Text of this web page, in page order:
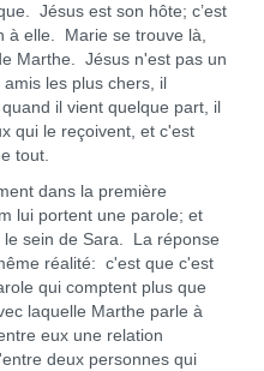
Jésus est son hôte; c’est
à elle. Marie se trouve là,
Marthe. Jésus n'est pas un
les plus chers, il
il vient quelque part, il
qui le reçoivent, et c'est
tout.
dans la première
lui portent une parole; et
sein de Sara. La réponse
réalité: c'est que c'est
qui comptent plus que
laquelle Marthe parle à
eux une relation
deux personnes qui